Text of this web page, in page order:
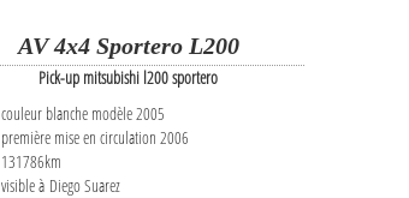
AV 4x4 Sportero L200
Pick-up mitsubishi l200 sportero
couleur blanche modèle 2005
première mise en circulation 2006
131786km
visible à Diego Suarez